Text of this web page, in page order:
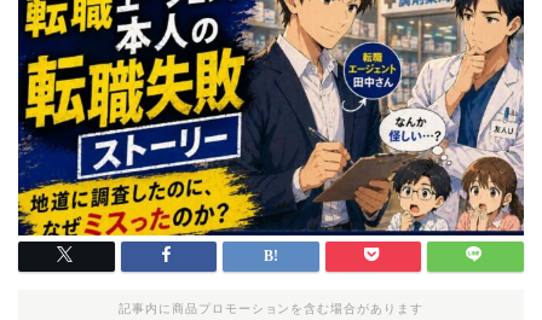
記事内に商品プロモーションを含む場合があります